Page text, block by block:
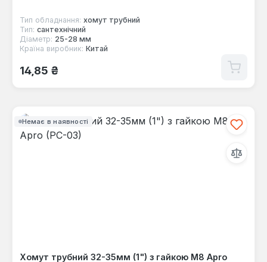
Тип обладнання: хомут трубний
Тип: сантехнічний
Діаметр: 25-28 мм
Країна виробник: Китай
Звичайна ціна:
14,85 ₴
Немає в наявності
Хомут трубний 32-35мм (1") з гайкою М8 Apro